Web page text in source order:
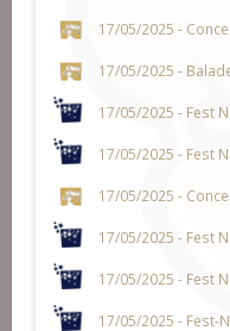
17/05/2025 -
17/05/2025 -
17/05/2025 - Fest
17/05/2025 - Fest
17/05/2025 -
17/05/2025 - Fest
17/05/2025 - Fest
17/05/2025 - Fest-